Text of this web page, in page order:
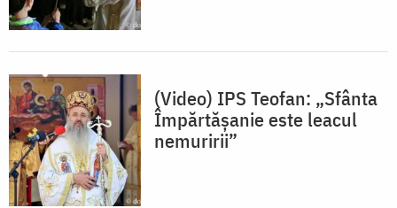
(Video) IPS Teofan: „Sfânta
Împărtășanie este leacul
nemuririi”